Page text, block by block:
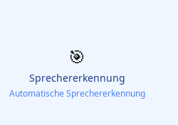
🎯
Sprechererkennung
Automatische Sprechererkennung